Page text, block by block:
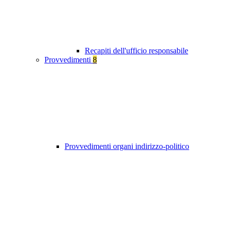
Recapiti dell'ufficio responsabile
Provvedimenti 8
Provvedimenti organi indirizzo-politico